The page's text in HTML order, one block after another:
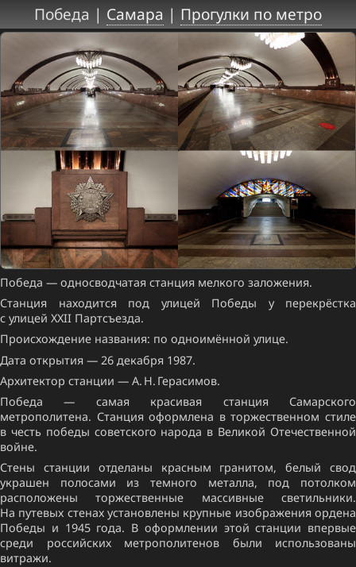
Победа | Самара | Прогулки по метро
Победа — односводчатая станция мелкого заложения.
Станция находится под улицей Победы у перекрёстка
с улицей XXII Партсъезда.
Происхождение названия: по одноимённой улице.
Дата открытия — 26 декабря 1987.
Архитектор станции — А. Н. Герасимов.
Победа — самая красивая станция Самарского
метрополитена. Станция оформлена в торжественном стиле
в честь победы советского народа в Великой Отечественной
войне.
Стены станции отделаны красным гранитом, белый свод
украшен полосами из темного металла, под потолком
расположены торжественные массивные светильники.
На путевых стенах установлены крупные изображения ордена
Победы и 1945 года. В оформлении этой станции впервые
среди российских метрополитенов были использованы
витражи.